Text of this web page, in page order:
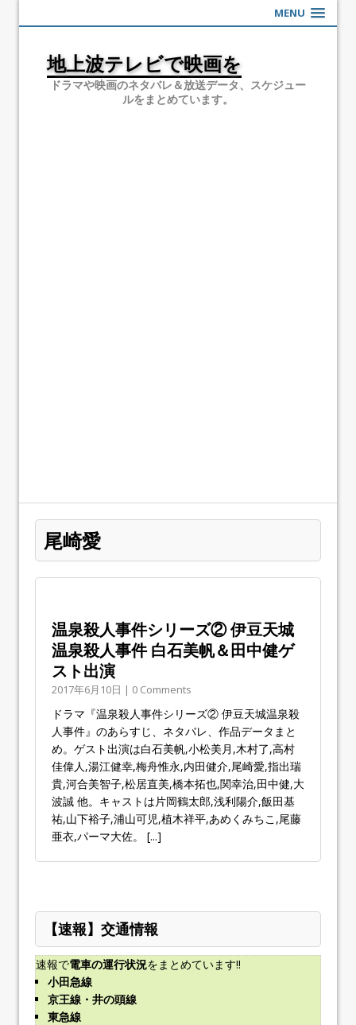
MENU
地上波テレビで映画を
ドラマや映画のネタバレ＆放送データ、スケジュー
ルをまとめています。
尾崎愛
温泉殺人事件シリーズ② 伊豆天城
温泉殺人事件 白石美帆＆田中健ゲ
スト出演
2017年6月10日 | 0 Comments
ドラマ『温泉殺人事件シリーズ② 伊豆天城温泉殺
人事件』のあらすじ、ネタバレ、作品データまと
め。ゲスト出演は白石美帆,小松美月,木村了,高村
佳偉人,湯江健幸,梅舟惟永,内田健介,尾崎愛,指出瑞
貴,河合美智子,松居直美,橋本拓也,関幸治,田中健,大
波誠 他。キャストは片岡鶴太郎,浅利陽介,飯田基
祐,山下裕子,浦山可児,植木祥平,あめくみちこ,尾藤
亜衣,パーマ大佐。 [...]
【速報】交通情報
速報で電車の運行状況をまとめています!!
小田急線
京王線・井の頭線
東急線